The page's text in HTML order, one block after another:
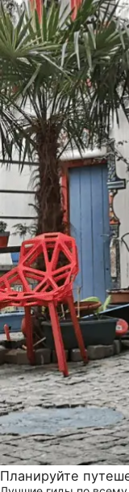
Планируйте